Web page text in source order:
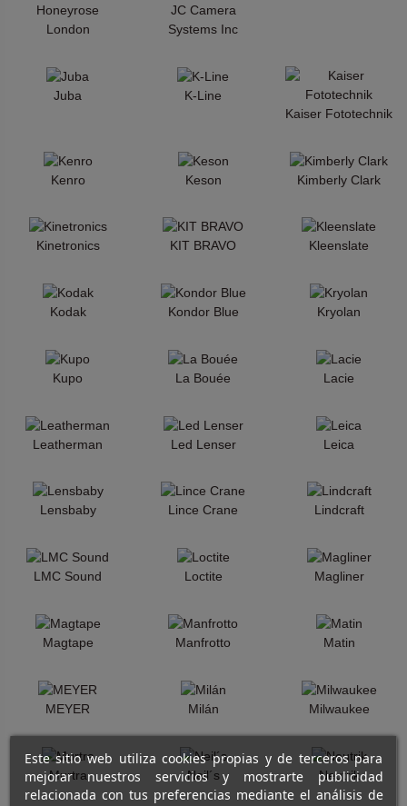
Honeyrose
London
JC Camera
Systems Inc
Juba
K-Line
Kaiser Fototechnik
Kenro Keson Kimberly Clark
Kinetronics KIT BRAVO Kleenslate
Kodak Kondor Blue Kryolan
Kupo La Bouée Lacie
Leatherman Led Lenser Leica
Lensbaby Lince Crane Lindcraft
LMC Sound Loctite Magliner
Magtape Manfrotto Matin
MEYER Milán Milwaukee
Murtra Neil´s Neutrik
Este sitio web utiliza cookies propias y de terceros para
mejorar nuestros servicios y mostrarte publicidad
relacionada con tus preferencias mediante el análisis de